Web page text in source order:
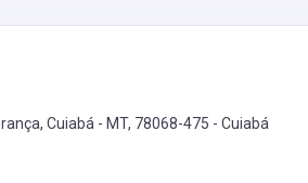
Cuiabá - MT, 78068-475 -Cuiabá